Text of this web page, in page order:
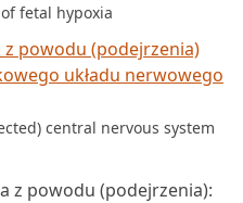
fetal hypoxia
z powodu (podejrzenia)
układu nerwowego
central nervous system
z powodu (podejrzenia):